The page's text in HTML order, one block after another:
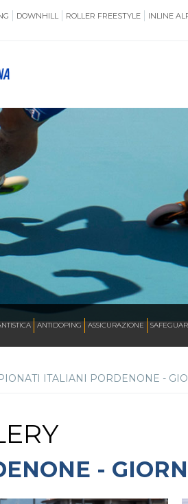
DOWNHILL ROLLER FREESTYLE INLINE
ANTIDOPING ASSICURAZIONE
ITALIANI PORDENONE -
-
TERRITORIO